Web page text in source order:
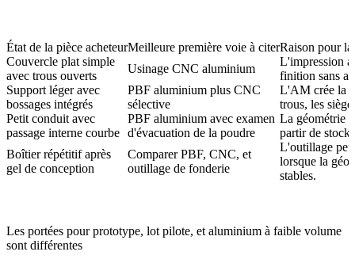
État de la pièce acheteurMeilleure première voie à citerRaison pour
Couvercle plat simple
avec trous ouverts
Usinage CNC aluminium
L'impression
finition sans
Support léger avec
bossages intégrés
PBF aluminium plus CNC
sélective
L'AM crée la
trous, les
Petit conduit avec
passage interne courbe
PBF aluminium avec examen
d'évacuation de la poudre
La géométrie
partir de stock
Boîtier répétitif après
gel de conception
Comparer PBF, CNC, et
outillage de fonderie
L'outillage
lorsque la
stables.
Les portées pour prototype, lot pilote, et aluminium à faible volume
sont différentes